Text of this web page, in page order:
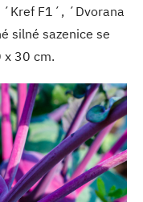
F1´, ´Dvorana
silné sazenice se
x 30 cm.